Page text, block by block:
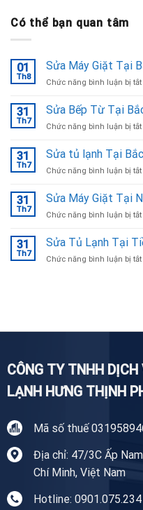
Có thể bạn quan tâm
01
Th8
Sửa Máy Giặt Tại
Chức năng bình luận bị tắtở
31
Th7
Sửa Bếp Từ Tại
Chức năng bình luận bị tắtở
31
Th7
Sửa tủ lạnh Tại
Chức năng bình luận bị tắtở
31
Th7
Sửa Máy Giặt Tại
Chức năng bình luận bị tắtở
31
Th7
Sửa Tủ Lạnh Tại
Chức năng bình luận bị tắtở
CÔNG TY TNHH
LẠNH HƯNG THỊNH
Mã số thuế
Địa chỉ: 47/3C Ấp
Chí Minh, Việt Nam
Hotline: 0901.075.234